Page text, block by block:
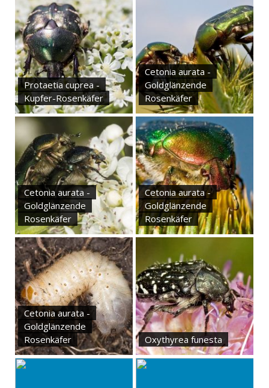
Protaetia cuprea -
Kupfer-Rosenkäfer
Cetonia aurata -
Goldglänzende
Rosenkäfer
Cetonia aurata -
Goldglänzende
Rosenkäfer
Cetonia aurata -
Goldglänzende
Rosenkäfer
Cetonia aurata -
Goldglänzende
Rosenkäfer
Oxythyrea funesta